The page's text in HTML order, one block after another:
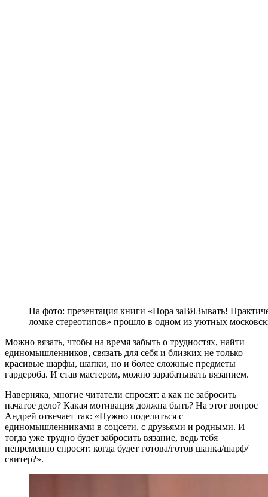
На фото: презентация книги «Пора заВЯЗывать!
ломке стереотипов» прошло в одном из уютных
Можно вязать, чтобы на время забыть о трудностях, найти
единомышленников, связать для себя и близких не только
красивые шарфы, шапки, но и более сложные предметы
гардероба. И став мастером, можно зарабатывать вязанием.
Наверняка, многие читатели спросят: а как не забросить
начатое дело? Какая мотивация должна быть? На этот вопрос
Андрей отвечает так: «Нужно поделиться с
единомышленниками в соцсети, с друзьями и родными. И
тогда уже трудно будет забросить вязание, ведь тебя
непременно спросят: когда будет готова/готов шапка/шарф/
свитер?».